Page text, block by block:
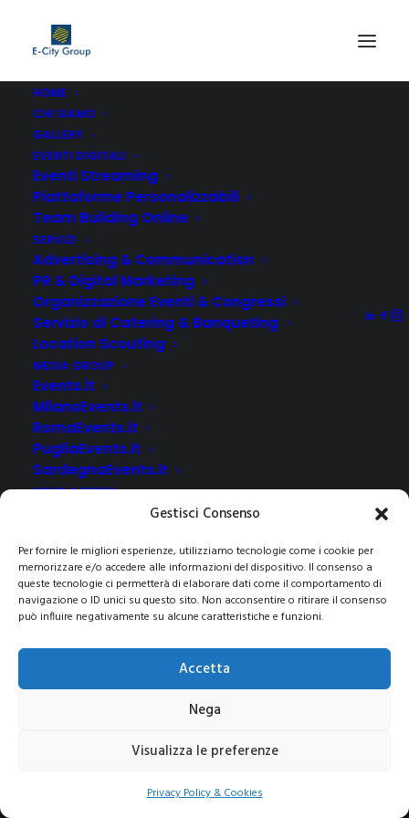
Gestisci Consenso
Per fornire le migliori esperienze, utilizziamo tecnologie come i cookie per
memorizzare e/o accedere alle informazioni del dispositivo. Il consenso a
queste tecnologie ci permetterà di elaborare dati come il comportamento di
navigazione o ID unici su questo sito. Non acconsentire o ritirare il consenso
può influire negativamente su alcune caratteristiche e funzioni.
Accetta
Nega
Visualizza le preferenze
Privacy Policy & Cookies
HOME
CHI SIAMO
GALLERY
EVENTI DIGITALI
Eventi Streaming
Piattaforme Personalizzabili
Team Building Online
SERVIZI
Advertising & Communication
PR & Digital Marketing
Organizzazione Eventi & Congressi
Servizio di Catering & Banqueting
Location Scouting
MEDIA GROUP
Events.it
MilanoEvents.it
RomaEvents.it
PugliaEvents.it
SardegnaEvents.it
NEWS & PRESS
Home E-CITY GROUP Srl
SEDE LEGALE:Via Privata Galeno 6, 20126 – Milano(MI)REA MI 2112156 – C.F.
Privacy e Cookie Policy